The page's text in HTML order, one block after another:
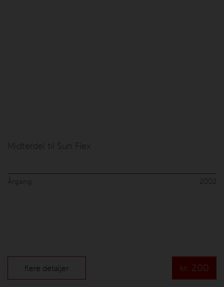
Midterdel til Sun Flex
Årgang 2002
flere detaljer kr. 200